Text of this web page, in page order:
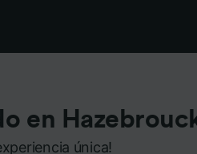
en
única!